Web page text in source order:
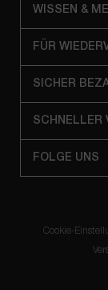
WISSEN &
FÜR
SICHER
SCHNELLER
FOLGE UNS
Cookie-